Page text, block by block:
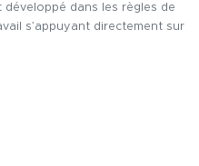
développé dans les règles de
s’appuyant directement sur